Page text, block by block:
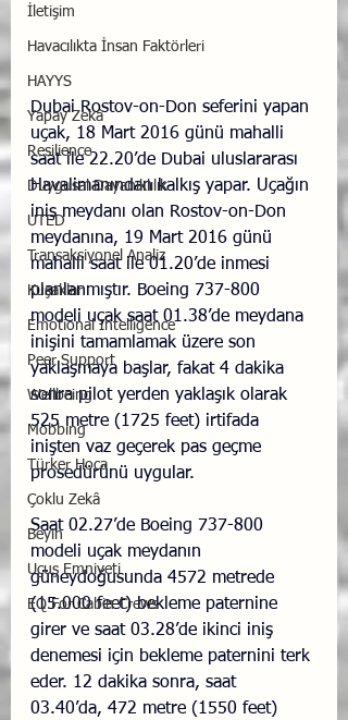
İletişim
Havacılıkta İnsan Faktörleri
HAYYS
Yapay Zekâ
Resilience
Duygusal Dayanıklılık
UTED
Transaksiyonel Analiz
Kuşaklar
Emotional Intelligence
Peer Support
Wellbeing
Mobbing
Türker Hoca
Çoklu Zekâ
Beyin
Uçuş Emniyeti
EQ For Cabin Crews
Dubai Rostov-on-Don seferini yapan
uçak, 18 Mart 2016 günü mahalli
saat ile 22.20’de Dubai uluslararası
Havalimanından kalkış yapar. Uçağın
iniş meydanı olan Rostov-on-Don
meydanına, 19 Mart 2016 günü
mahalli saat ile 01.20’de inmesi
planlanmıştır. Boeing 737-800
modeli uçak saat 01.38’de meydana
inişini tamamlamak üzere son
yaklaşmaya başlar, fakat 4 dakika
sonra pilot yerden yaklaşık olarak
525 metre (1725 feet) irtifada
inişten vaz geçerek pas geçme
prosedürünü uygular.
Saat 02.27’de Boeing 737-800
modeli uçak meydanın
güneydoğusunda 4572 metrede
(15.000 feet) bekleme paternine
girer ve saat 03.28’de ikinci iniş
denemesi için bekleme paternini terk
eder. 12 dakika sonra, saat
03.40’da, 472 metre (1550 feet)